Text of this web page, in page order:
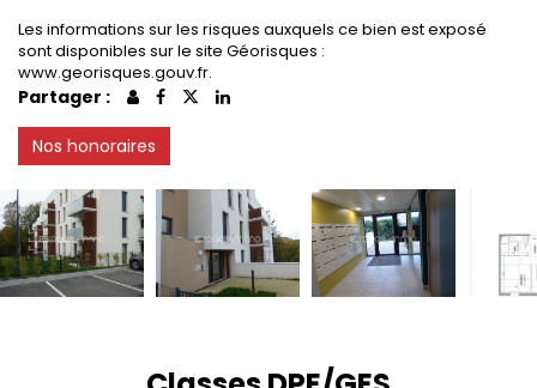
Les informations sur les risques auxquels ce bien est exposé
sont disponibles sur le site Géorisques :
www.georisques.gouv.fr.
Partager :
Nos honoraires